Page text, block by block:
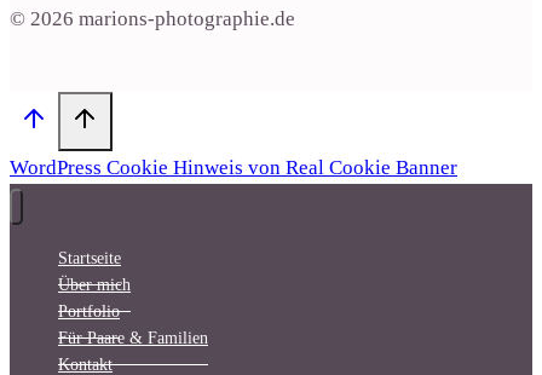
© 2026 marions-photographie.de
WordPress Cookie Hinweis von Real Cookie Banner
Startseite
Über mich
Portfolio
Für Paare & Familien
Kontakt